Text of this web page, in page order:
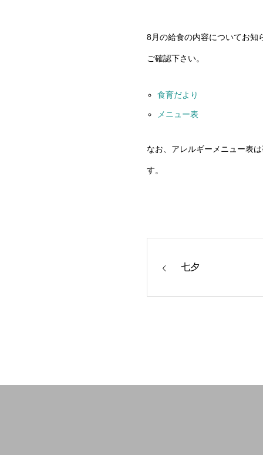
8月の給食の内容についてお知
ご確認下さい。
食育だより
メニュー表
なお、アレルギーメニュー表
す。
七夕